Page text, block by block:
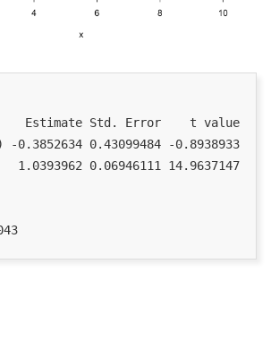
Estimate Std. Error    t value
0.43099484 -0.8938933
0.06946111 14.9637147